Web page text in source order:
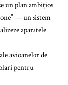
un plan ambițios
— un sistem
aparatele
avioanelor de
pentru